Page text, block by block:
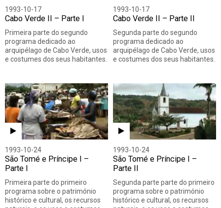
1993-10-17
Cabo Verde II – Parte I
Primeira parte do segundo
programa dedicado ao
arquipélago de Cabo Verde, usos
e costumes dos seus habitantes.
1993-10-17
Cabo Verde II – Parte II
Segunda parte do segundo
programa dedicado ao
arquipélago de Cabo Verde, usos
e costumes dos seus habitantes.
1993-10-24
São Tomé e Príncipe I –
Parte I
Primeira parte do primeiro
programa sobre o património
histórico e cultural, os recursos
1993-10-24
São Tomé e Príncipe I –
Parte II
Segunda parte parte do primeiro
programa sobre o património
histórico e cultural, os recursos